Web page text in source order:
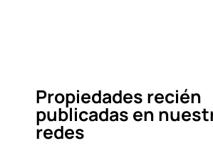
Propiedades recién
publicadas en
redes